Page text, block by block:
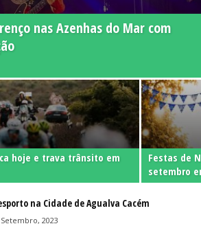
nas Azenhas do Mar com
hoje e trava trânsito em
Festas de
setembro
na Cidade de Agualva Cacém
2023